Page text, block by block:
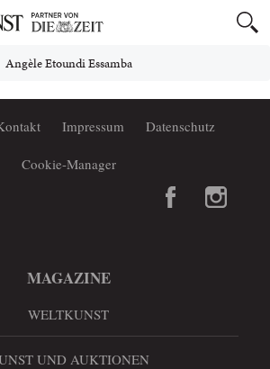
Angèle Etoundi Essamba
Impressum Datenschutz
Cookie-Manager
MAGAZINE
WELTKUNST
UND AUKTIONEN